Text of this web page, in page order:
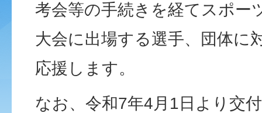
考会等の手続きを経てスポー
大会に出場する選手、団体に
応援します。
なお、令和7年4月1日より交